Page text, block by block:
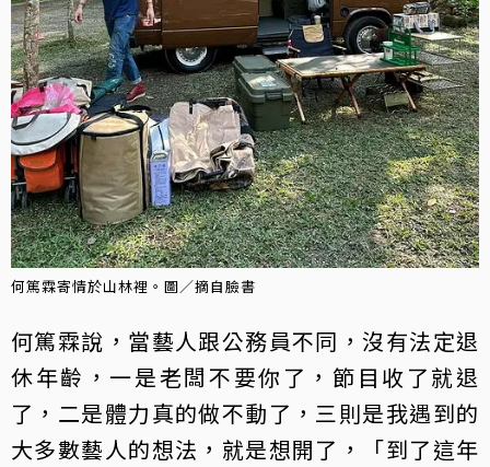
何篤霖寄情於山林裡。圖／摘自臉書
何篤霖說，當藝人跟公務員不同，沒有法定退
休年齡，一是老闆不要你了，節目收了就退
了，二是體力真的做不動了，三則是我遇到的
大多數藝人的想法，就是想開了，「到了這年